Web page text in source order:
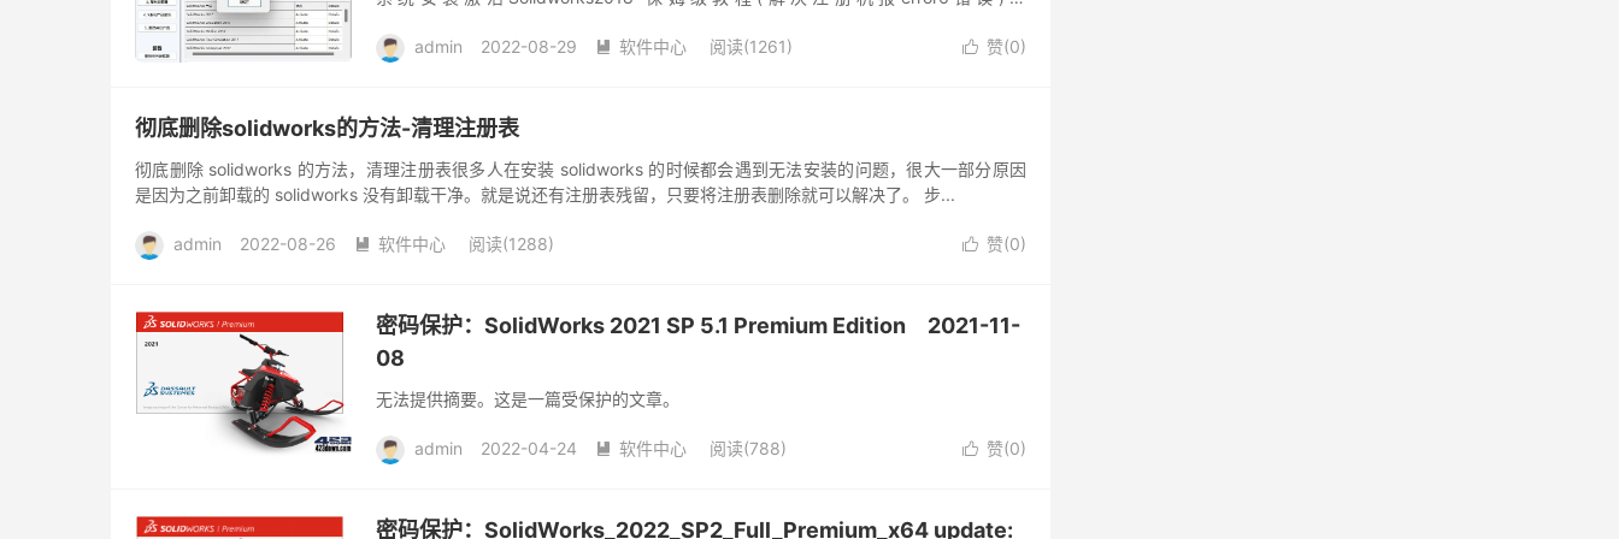
 赞(0)
admin 2022-08-29  软件中心 阅读(1261)
彻底删除solidworks的方法-清理注册表
彻底删除 solidworks 的方法，清理注册表很多人在安装 solidworks 的时候都会遇到无法安装的问题，很大一部分原因
是因为之前卸载的 solidworks 没有卸载干净。就是说还有注册表残留，只要将注册表删除就可以解决了。 步...
 赞(0)
admin 2022-08-26  软件中心 阅读(1288)
密码保护：SolidWorks 2021 SP 5.1 Premium Edition 2021-11-
08
无法提供摘要。这是一篇受保护的文章。
 赞(0)
admin 2022-04-24  软件中心 阅读(788)
密码保护：SolidWorks_2022_SP2_Full_Premium_x64 update: